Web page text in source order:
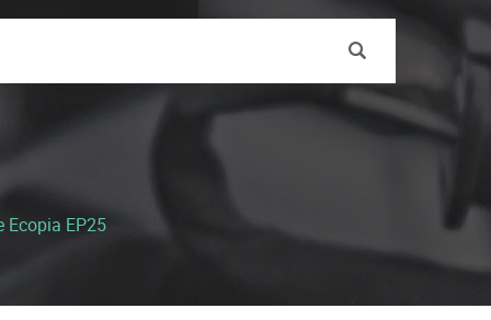
Ecopia EP25